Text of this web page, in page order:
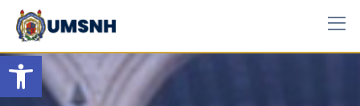
Open toolbar
Skip
content